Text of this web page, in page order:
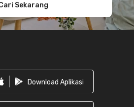
Sekarang
Download Aplikasi